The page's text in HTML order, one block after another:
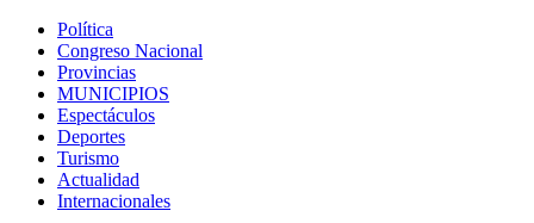
Política
Congreso Nacional
Provincias
MUNICIPIOS
Espectáculos
Deportes
Turismo
Actualidad
Internacionales